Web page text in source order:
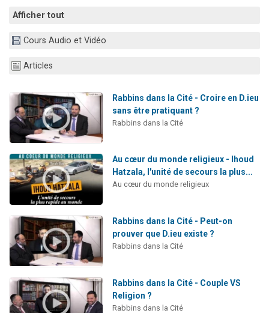
Nouvelle émission radio : Visions de grandeur n°104 : Le Chabbath et le Birkat Hamazone à travers le temps
Afficher tout
Cours Audio et Vidéo
Articles
Rabbins dans la Cité - Croire en D.ieu
sans être pratiquant ?
Rabbins dans la Cité
Au cœur du monde religieux - Ihoud
Hatzala, l'unité de secours la plus...
Au cœur du monde religieux
Rabbins dans la Cité - Peut-on
prouver que D.ieu existe ?
Rabbins dans la Cité
Rabbins dans la Cité - Couple VS
Religion ?
Rabbins dans la Cité